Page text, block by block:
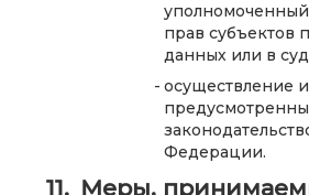
прав субъектов
данных или в
осуществление
Федерации.
Меры,